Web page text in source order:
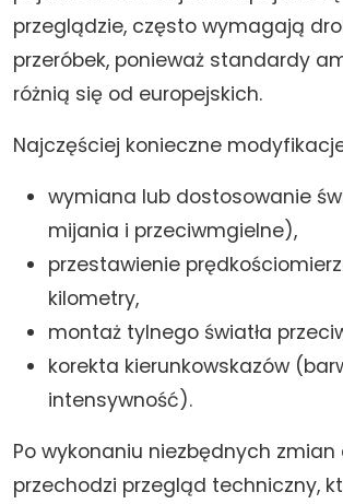
przeglądzie, często wymagają
przeróbek, ponieważ standardy
różnią się od europejskich.
Najczęściej konieczne
wymiana lub dostosowanie
mijania i przeciwmgielne),
przestawienie
kilometry,
montaż tylnego światła
korekta kierunkowskazów
intensywność).
Po wykonaniu niezbędnych
przechodzi przegląd techniczny,